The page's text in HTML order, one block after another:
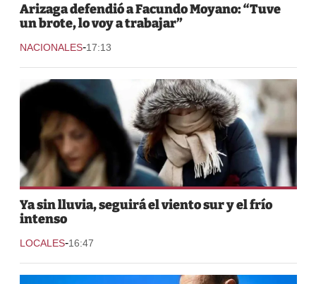
Arizaga defendió a Facundo Moyano: “Tuve
un brote, lo voy a trabajar”
NACIONALES-17:13
Ya sin lluvia, seguirá el viento sur y el frío
intenso
LOCALES-16:47